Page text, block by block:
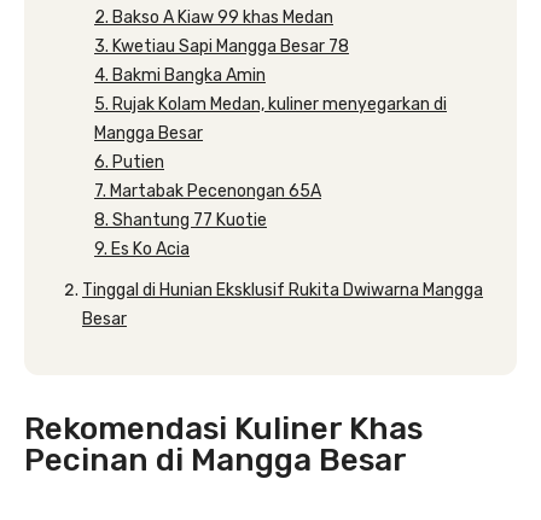
2. Bakso A Kiaw 99 khas Medan
3. Kwetiau Sapi Mangga Besar 78
4. Bakmi Bangka Amin
5. Rujak Kolam Medan, kuliner menyegarkan di
Mangga Besar
6. Putien
7. Martabak Pecenongan 65A
8. Shantung 77 Kuotie
9. Es Ko Acia
Tinggal di Hunian Eksklusif Rukita Dwiwarna Mangga
Besar
Rekomendasi Kuliner Khas
Pecinan di Mangga Besar